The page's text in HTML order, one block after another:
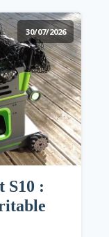
30/07/2026
S10 :